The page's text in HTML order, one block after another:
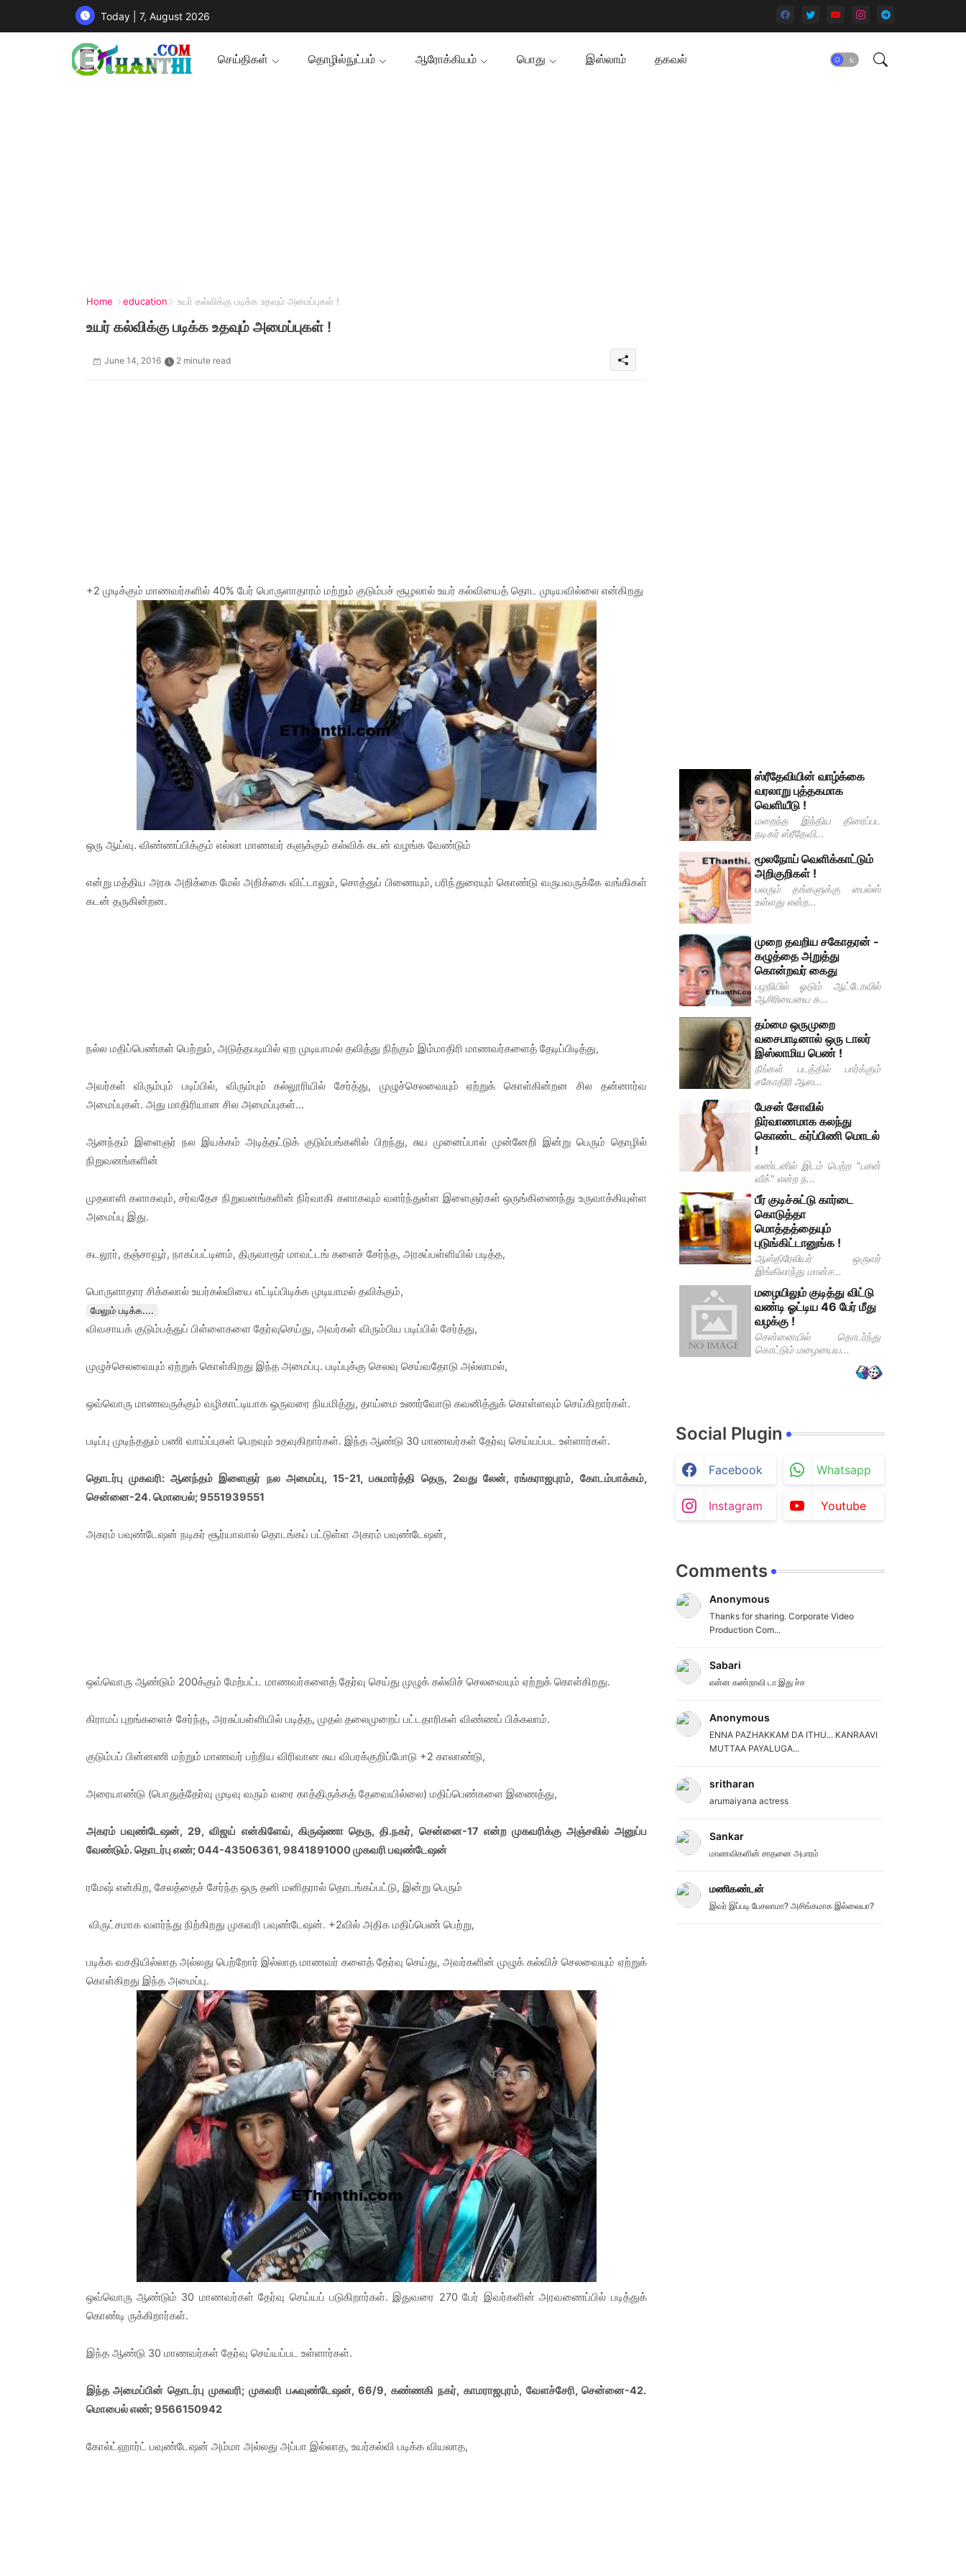
Today | 7, August 2026
செய்திகள் தொழில்நுட்பம் ஆரோக்கியம் பொது இஸ்லாம் தகவல்
Home education உயர் கல்விக்கு படிக்க உதவும் அமைப்புகள் !
உயர் கல்விக்கு படிக்க உதவும் அமைப்புகள் !
June 14, 2016 2 minute read
+2 முடிக்கும் மாணவர்களில் 40% பேர் பொருளாதாரம் மற்றும் குடும்பச் சூழலால் உயர் கல்வியைத் தொட முடியவில்லை என்கிறது
ஒரு ஆய்வு. விண்ணப்பிக்கும் எல்லா மாணவர் களுக்கும் கல்விக் கடன் வழங்க வேண்டும்
என்று மத்திய அரசு அறிக்கை மேல் அறிக்கை விட்டாலும், சொத்துப் பிணையும், பரிந்துரையும் கொண்டு வருபவருக்கே வங்கிகள்
கடன் தருகின்றன.
நல்ல மதிப்பெண்கள் பெற்றும், அடுத்தபடியில் ஏற முடியாமல் தவித்து நிற்கும் இம்மாதிரி மாணவர்களைத் தேடிப்பிடித்து,
அவர்கள் விரும்பும் படிப்பில், விரும்பும் கல்லூரியில் சேர்த்து, முழுச்செலவையும் ஏற்றுக் கொள்கின்றன சில தன்னார்வ
அமைப்புகள். அது மாதிரியான சில அமைப்புகள்...
ஆனந்தம் இளைஞர் நல இயக்கம் அடித்தட்டுக் குடும்பங்களில் பிறந்து, சுய முனைப்பால் முன்னேறி இன்று பெரும் தொழில்
நிறுவனங்களின்
முதலாளி களாகவும், சர்வதேச நிறுவனங்களின் நிர்வாகி களாகவும் வளர்ந்துள்ள இளைஞர்கள் ஒருங்கிணைந்து உருவாக்கியுள்ள
அமைப்பு இது.
கடலூர், தஞ்சாவூர், நாகப்பட்டினம், திருவாரூர் மாவட்டங் களைச் சேர்ந்த, அரசுப்பள்ளியில் படித்த,
பொருளாதார சிக்கலால் உயர்கல்வியை எட்டிப்பிடிக்க முடியாமல் தவிக்கும்,
மேலும் படிக்க....
விவசாயக் குடும்பத்துப் பிள்ளைகளை தேர்வுசெய்து, அவர்கள் விரும்பிய படிப்பில் சேர்த்து,
முழுச்செலவையும் ஏற்றுக் கொள்கிறது இந்த அமைப்பு. படிப்புக்கு செலவு செய்வதோடு அல்லாமல்,
ஒவ்வொரு மாணவருக்கும் வழிகாட்டியாக ஒருவரை நியமித்து, தாய்மை உணர்வோடு கவனித்துக் கொள்ளவும் செய்கிறார்கள்.
படிப்பு முடிந்ததும் பணி வாய்ப்புகள் பெறவும் உதவுகிறார்கள். இந்த ஆண்டு 30 மாணவர்கள் தேர்வு செய்யப்பட உள்ளார்கள்.
தொடர்பு முகவரி: ஆனந்தம் இளைஞர் நல அமைப்பு, 15-21, பசுமார்த்தி தெரு, 2வது லேன், ரங்கராஜபுரம், கோடம்பாக்கம்,
சென்னை-24. மொபைல்; 9551939551
அகரம் பவுண்டேஷன் நடிகர் சூர்யாவால் தொடங்கப் பட்டுள்ள அகரம் பவுண்டேஷன்,
ஒவ்வொரு ஆண்டும் 200க்கும் மேற்பட்ட மாணவர்களைத் தேர்வு செய்து முழுக் கல்விச் செலவையும் ஏற்றுக் கொள்கிறது.
கிராமப் புறங்களைச் சேர்ந்த, அரசுப்பள்ளியில் படித்த, முதல் தலைமுறைப் பட்டதாரிகள் விண்ணப் பிக்கலாம்.
குடும்பப் பின்னணி மற்றும் மாணவர் பற்றிய விரிவான சுய விபரக்குறிப்போடு +2 காலாண்டு,
அரையாண்டு (பொதுத்தேர்வு முடிவு வரும் வரை காத்திருக்கத் தேவையில்லை) மதிப்பெண்களை இணைத்து,
அகரம் பவுண்டேஷன், 29, விஜய் என்கிளேவ், கிருஷ்ணா தெரு, தி.நகர், சென்னை-17 என்ற முகவரிக்கு அஞ்சலில் அனுப்ப
வேண்டும். தொடர்பு எண்; 044-43506361, 9841891000 முகவரி பவுண்டேஷன்
ரமேஷ் என்கிற, சேலத்தைச் சேர்ந்த ஒரு தனி மனிதரால் தொடங்கப்பட்டு, இன்று பெரும்
விருட்சமாக வளர்ந்து நிற்கிறது முகவரி பவுண்டேஷன். +2வில் அதிக மதிப்பெண் பெற்று,
படிக்க வசதியில்லாத அல்லது பெற்றோர் இல்லாத மாணவர் களைத் தேர்வு செய்து, அவர்களின் முழுக் கல்விச் செலவையும் ஏற்றுக்
கொள்கிறது இந்த அமைப்பு.
ஒவ்வொரு ஆண்டும் 30 மாணவர்கள் தேர்வு செய்யப் படுகிறார்கள். இதுவரை 270 பேர் இவர்களின் அரவணைப்பில் படித்துக்
கொண்டி ருக்கிறார்கள்.
இந்த ஆண்டு 30 மாணவர்கள் தேர்வு செய்யப்பட உள்ளார்கள்.
இந்த அமைப்பின் தொடர்பு முகவரி; முகவரி பஃவுண்டேஷன், 66/9, கண்ணகி நகர், காமராஜபுரம், வேளச்சேரி, சென்னை-42.
மொபைல் எண்; 9566150942
கோல்ட்ஹார்ட் பவுண்டேஷன் அம்மா அல்லது அப்பா இல்லாத, உயர்கல்வி படிக்க வியலாத,
ஸ்ரீதேவியின் வாழ்க்கை
வரலாறு புத்தகமாக
வெளியீடு !
மறைந்த இந்திய திரைப்பட
நடிகர் ஸ்ரீதேவி...
மூலநோய் வெளிக்காட்டும்
அறிகுறிகள் !
பலரும் தங்களுக்கு பைல்ஸ்
உள்ளது என்ற...
முறை தவறிய சகோதரன் -
கழுத்தை அறுத்து
கொன்றவர் கைது
பழநியில் ஓடும் ஆட்டோவில்
ஆசிரியையை க...
தம்மை ஒருமுறை
வசைபாடினால் ஒரு டாலர்
இஸ்லாமிய பெண் !
நீங்கள் படத்தில் பார்க்கும்
சகோதிரி ஆஸ...
பேசன் சோவில்
நிர்வாணமாக கலந்து
கொண்ட கர்ப்பிணி மொடல்
!
லண்டனில் இடம் பெற்ற "பசன்
வீக்" என்ற ந...
பீர் குடிச்சுட்டு கார்டை
கொடுத்தா
மொத்தத்தையும்
புடுங்கிட்டானுங்க !
ஆஸ்திரேலியர் ஒருவர்
இங்கிலாந்து மான்ச...
மழையிலும் குடித்து விட்டு
வண்டி ஓட்டிய 46 பேர் மீது
வழக்கு !
சென்னையில் தொடர்ந்து
கொட்டும் மழையைய...
Social Plugin
Facebook Whatsapp
Instagram Youtube
Comments
Anonymous
Thanks for sharing. Corporate Video
Production Com...
Sabari
என்ன கண்றாவி டா இது ச்ச
Anonymous
ENNA PAZHAKKAM DA ITHU... KANRAAVI
MUTTAA PAYALUGA...
sritharan
arumaiyana actress
Sankar
மாணவிகளின் சாதனை அபாரம்
மணிகண்டன்
இவர் இப்படி பேசலாமா? அசிங்கமாக இல்லையா?